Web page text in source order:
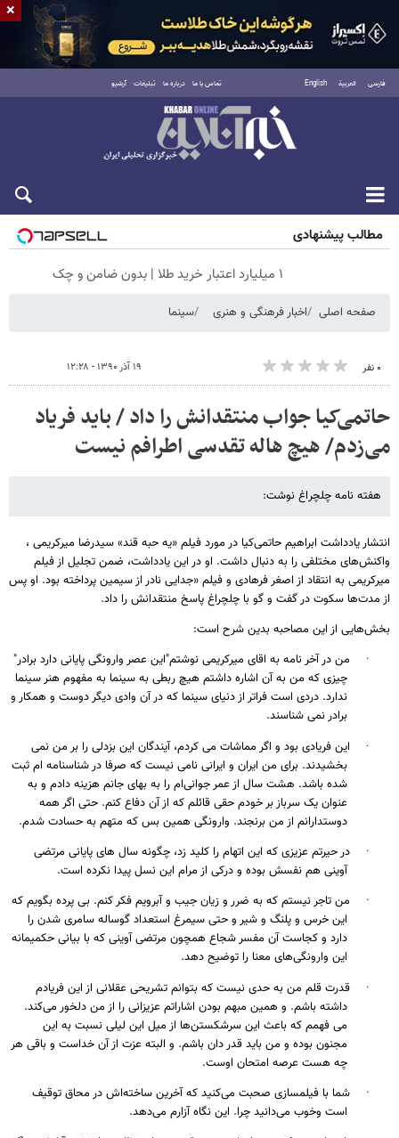
فارسی العربية English تماس با ما درباره ما تبلیغات آرشیو
شنبه ۱۷ مرداد ۱۴۰۵
مطالب پیشنهادی
۱ میلیارد اعتبار خرید طلا | بدون ضامن و چک
صفحه اصلی اخبار فرهنگی و هنری سینما
۰ نفر ۱۹ آذر ۱۳۹۰ - ۱۲:۲۸
حاتمی‌کیا جواب منتقدانش را داد / باید فریاد
می‌زدم/ هیچ هاله تقدسی اطرافم نیست
هفته نامه چلچراغ نوشت:
انتشار یادداشت ابراهیم حاتمی‌کیا در مورد فیلم «یه حبه قند» سیدرضا میرکریمی ،
واکنش‌های مختلفی را به دنبال داشت. او در این یادداشت، ضمن تجلیل از فیلم
میر‌کریمی به انتقاد از اصغر فرهادی و فیلم «جدایی نادر از سیمین پرداخته بود. او پس
از مدت‌ها سکوت در گفت و گو با چلچراغ پاسخ منتقدانش را داد.
بخش‌هایی از این مصاحبه بدین شرح است:
·
من در آخر نامه به اقای میرکریمی نوشتم"این عصر وارونگی پایانی دارد برادر"
چیزی که من به آن اشاره داشتم هیچ ربطی به سینما به مفهوم هنر سینما
ندارد. دردی است فراتر از دنیای سینما که در آن وادی دیگر دوست و همکار و
برادر نمی شناسند.
·
این فریادی بود و اگر مماشات می کردم، آیندگان این بزدلی را بر من نمی
بخشیدند. برای من ایران و ایرانی نامی نیست که صرفا در شناسنامه ام ثبت
شده باشد. هشت سال از عمر جوانی‌ام را به بهای جانم هزینه دادم و به
عنوان یک سرباز بر خودم حقی قائلم که از آن دفاع کنم. حتی اگر همه
دوستدارانم از من برنجند. وارونگی همین بس که متهم به حسادت شدم.
·
در حیرتم عزیزی که این اتهام را کلید زد، چگونه سال های پایانی مرتضی
آوینی هم نفسش بوده و درکی از مرام این نسل پیدا نکرده است.
·
من تاجر نیستم که به ضرر و زیان جیب و آبرویم فکر کنم. بی پرده بگویم که
این خرس و پلنگ و شیر و حتی سیمرغ استعداد گوساله سامری شدن را
دارد و کجاست آن مفسر شجاع همچون مرتضی آوینی که با بیانی حکمیمانه
این وارونگی‌های معنا را توضیح دهد.
·
قدرت قلم من به حدی نیست که بتوانم تشریحی عقلانی از این فریادم
داشته باشم. و همین مبهم بودن اشاراتم عزیزانی را از من دلخور می‌کند.
می فهمم که باعث این سرشکستن‌ها از میل این لیلی نسبت به این
مجنون بوده و من باید قدر دان باشم. و البته عزت از آن خداست و باقی هر
چه هست عرصه امتحان اوست.
·
شما با فیلمسازی صحبت می‌کنید که آخرین ساخته‌اش در محاق توقیف
است وخوب می‌دانید چرا. این نگاه آزارم می‌دهد.
×